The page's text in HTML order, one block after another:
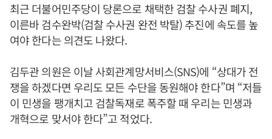
최근 더불어민주당이 당론으로 채택한 검찰 수사권 폐지,
이른바 검수완박(검찰 수사권 완전 박탈) 추진에 속도를 높
여야 한다는 의견도 나왔다.
김두관 의원은 이날 사회관계망서비스(SNS)에 “상대가 전
쟁을 하겠다면 우리도 모든 수단을 동원해야 한다”며 “저들
이 민생을 팽개치고 검찰독재로 폭주할 때 우리는 민생과
개혁으로 맞서야 한다”고 적었다.